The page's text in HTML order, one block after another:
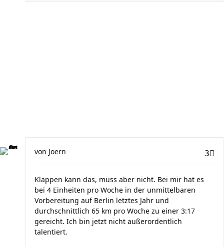
3
von Joern
Klappen kann das, muss aber nicht. Bei mir hat es
bei 4 Einheiten pro Woche in der unmittelbaren
Vorbereitung auf Berlin letztes Jahr und
durchschnittlich 65 km pro Woche zu einer 3:17
gereicht. Ich bin jetzt nicht außerordentlich
talentiert.